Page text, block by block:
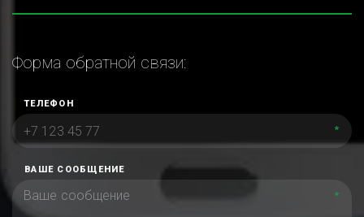
Форма обратной связи:
ТЕЛЕФОН
*
ВАШЕ СООБЩЕНИЕ
*